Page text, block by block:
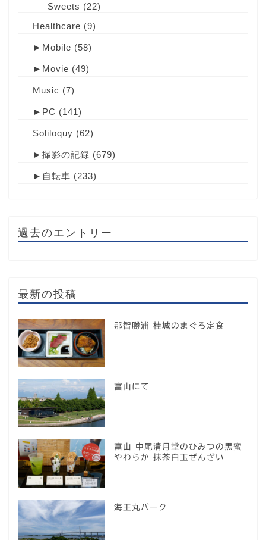
Sweets (22)
Healthcare (9)
► Mobile (58)
► Movie (49)
Music (7)
► PC (141)
Soliloquy (62)
► 撮影の記録 (679)
► 自転車 (233)
過去のエントリー
最新の投稿
那智勝浦 桂城のまぐろ定食
富山にて
富山 中尾清月堂のひみつの黒蜜
やわらか 抹茶白玉ぜんざい
海王丸パーク